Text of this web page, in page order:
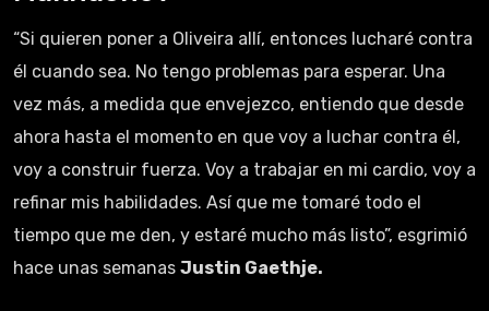
“Si quieren poner a Oliveira allí, entonces lucharé contra
él cuando sea. No tengo problemas para esperar. Una
vez más, a medida que envejezco, entiendo que desde
ahora hasta el momento en que voy a luchar contra él,
voy a construir fuerza. Voy a trabajar en mi cardio, voy a
refinar mis habilidades. Así que me tomaré todo el
tiempo que me den, y estaré mucho más listo”, esgrimió
hace unas semanas Justin Gaethje.